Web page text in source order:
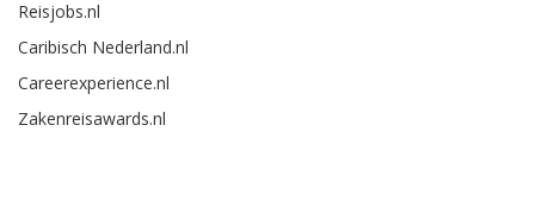
Reisjobs.nl
Caribisch Nederland.nl
Careerexperience.nl
Zakenreisawards.nl